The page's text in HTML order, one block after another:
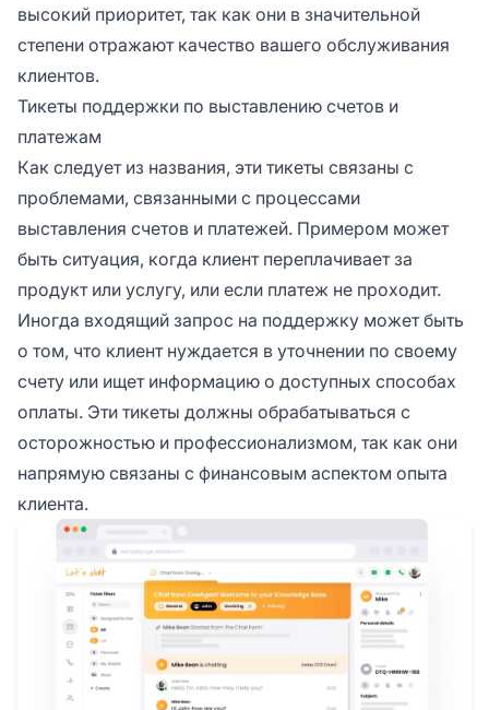
высокий приоритет, так как они в значительной
степени отражают качество вашего обслуживания
клиентов.
Тикеты поддержки по выставлению счетов и
платежам
Как следует из названия, эти тикеты связаны с
проблемами, связанными с процессами
выставления счетов и платежей. Примером может
быть ситуация, когда клиент переплачивает за
продукт или услугу, или если платеж не проходит.
Иногда входящий запрос на поддержку может быть
о том, что клиент нуждается в уточнении по своему
счету или ищет информацию о доступных способах
оплаты. Эти тикеты должны обрабатываться с
осторожностью и профессионализмом, так как они
напрямую связаны с финансовым аспектом опыта
клиента.